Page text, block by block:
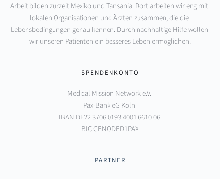
Arbeit bilden zurzeit Mexiko und Tansania. Dort arbeiten wir eng mit
lokalen Organisationen und Ärzten zusammen, die die
Lebensbedingungen genau kennen. Durch nachhaltige Hilfe wollen
wir unseren Patienten ein besseres Leben ermöglichen.
SPENDENKONTO
Medical Mission Network e.V.
Pax-Bank eG Köln
IBAN DE22 3706 0193 4001 6610 06
BIC GENODED1PAX
PARTNER